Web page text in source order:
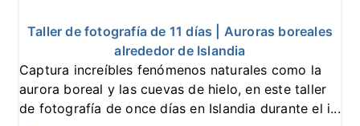
Taller de fotografía de 11 días | Auroras boreales
alrededor de Islandia
Captura increíbles fenómenos naturales como la
aurora boreal y las cuevas de hielo, en este taller
de fotografía de once días en Islandia durante el i...